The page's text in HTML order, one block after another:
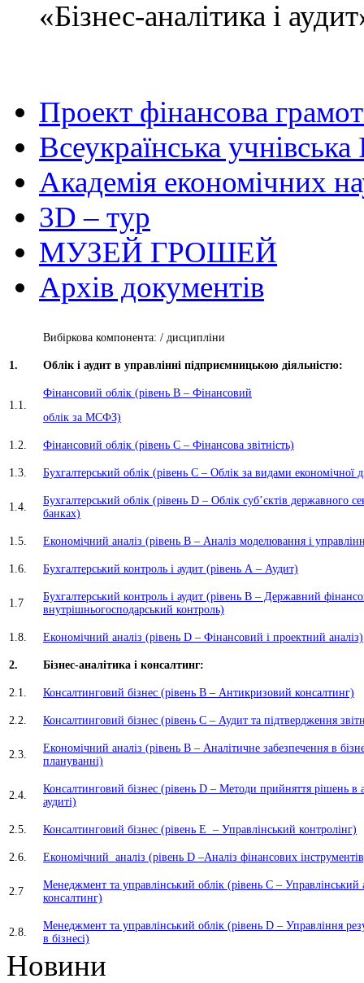
«Бізнес-аналітика і
Проект фінансова
Всеукраїнська
Академія економічних
3D – тур
МУЗЕЙ ГРОШЕЙ
Архів документів
Вибіркова компонента: / дисципліни
1. Облік і аудит в управлінні підприємницькою діяльністю:
1.1.
Фінансовий облік (рівень B – Фінансовий
облік за МСФЗ)
1.2. Фінансовий облік (рівень С – Фінансова звітність)
1.3. Бухгалтерський облік (рівень С – Облік за видами економічної
1.4.
Бухгалтерський облік (рівень D – Облік суб’єктів державного
банках)
1.5. Економічний аналіз (рівень В – Аналіз моделювання і
1.6. Бухгалтерський контроль і аудит (рівень А – Аудит)
1.7
Бухгалтерський контроль і аудит (рівень В – Державний
внутрішньогосподарський контроль)
1.8. Економічний аналіз (рівень D – Фінансовий і проектний аналіз)
2. Бізнес-аналітика і консалтинг:
2.1. Консалтинговий бізнес (рівень В – Антикризовий консалтинг)
2.2. Консалтинговий бізнес (рівень С – Аудит та підтвердження
2.3.
Економічний аналіз (рівень В – Аналітичне забезпечення в
плануванні)
2.4.
Консалтинговий бізнес (рівень D – Методи прийняття рішень в
аудиті)
2.5. Консалтинговий бізнес (рівень Е – Управлінський контролінг)
2.6. Економічний аналіз (рівень D –Аналіз фінансових
2.7
Менеджмент та управлінський облік (рівень C – Управлінський
консалтинг)
2.8.
Менеджмент та управлінський облік (рівень D – Управління
в бізнесі)
Новини